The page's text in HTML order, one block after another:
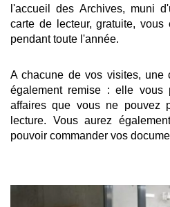
l'accueil des Archives, muni
carte de lecteur, gratuite,
pendant toute l'année.
A chacune de vos visites, une
également remise : elle vous
affaires que vous ne pouvez
lecture. Vous aurez
pouvoir commander vos